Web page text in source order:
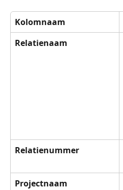
Kolomnaam
Relatienaam
Relatienummer
Projectnaam